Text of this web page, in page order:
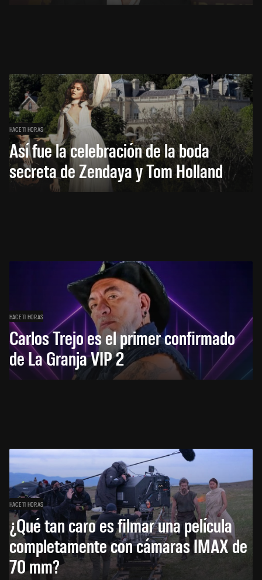
HACE 11 HORAS
Así fue la celebración de la boda
secreta de Zendaya y Tom Holland
HACE 11 HORAS
Carlos Trejo es el primer confirmado
de La Granja VIP 2
HACE 11 HORAS
¿Qué tan caro es filmar una película
completamente con cámaras IMAX de
70 mm?